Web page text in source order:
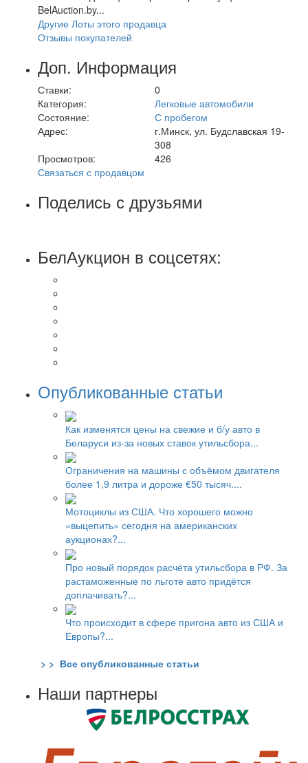
BelAuction.by...
Другие Лоты этого продавца
Отзывы покупателей
Доп. Информация
Ставки:
0
Категория:
Легковые автомобили
Состояние:
С пробегом
Адрес:
г.Минск, ул. Будславская 19-
308
Просмотров:
426
Связаться с продавцом
Поделись с друзьями
БелАукцион в соцсетях:
Опубликованные статьи
Как изменятся цены на свежие и б/у авто в
Беларуси из-за новых ставок утильсбора...
Ограничения на машины с объёмом двигателя
более 1,9 литра и дороже €50 тысяч....
Мотоциклы из США. Что хорошего можно
«выцепить» сегодня на американских
аукционах?...
Про новый порядок расчёта утильсбора в РФ. За
растаможенные по льготе авто придётся
доплачивать?...
Что происходит в сфере пригона авто из США и
Европы?...
> > Все опубликованные статьи
Наши партнеры